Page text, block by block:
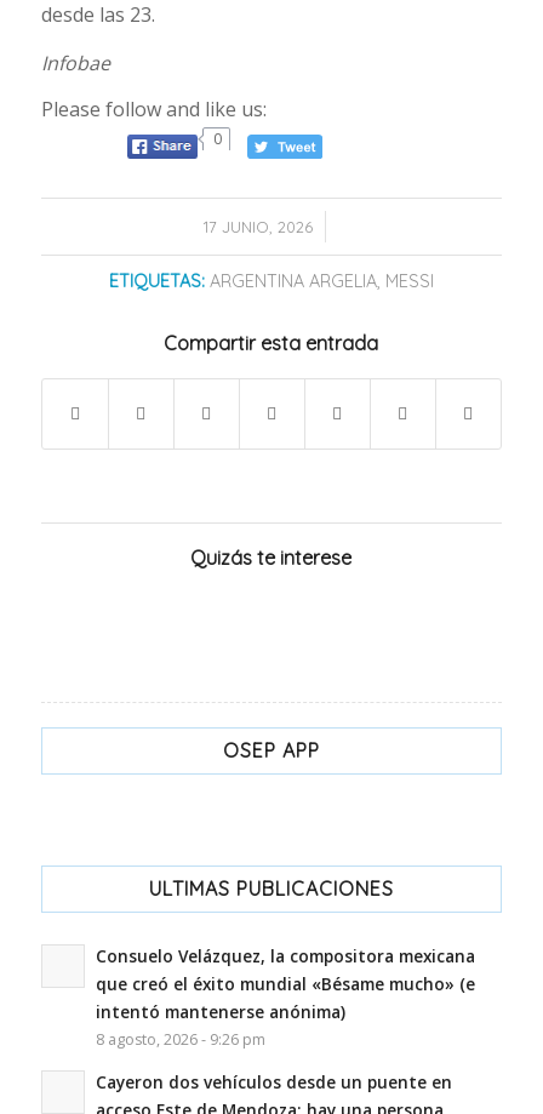
desde las 23.
Infobae
Please follow and like us:
0
17 JUNIO, 2026
/
ETIQUETAS: ARGENTINA ARGELIA, MESSI
Compartir esta entrada
Quizás te interese
OSEP APP
ULTIMAS PUBLICACIONES
Consuelo Velázquez, la compositora mexicana
que creó el éxito mundial «Bésame mucho» (e
intentó mantenerse anónima)
8 agosto, 2026 - 9:26 pm
Cayeron dos vehículos desde un puente en
acceso Este de Mendoza; hay una persona